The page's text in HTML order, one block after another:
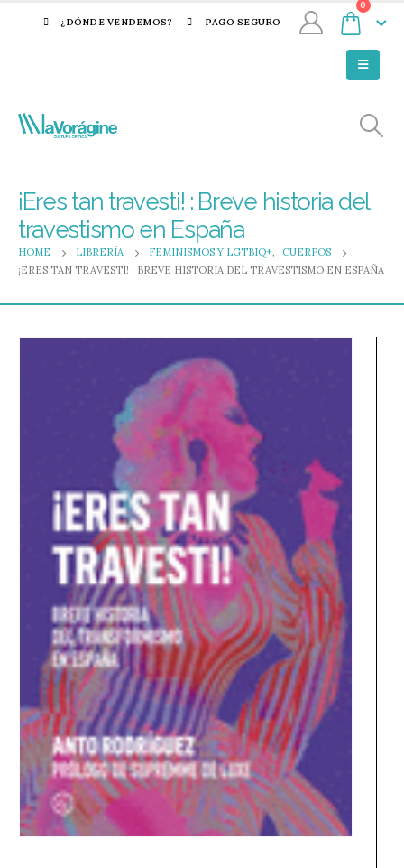
¿DÓNDE VENDEMOS? PAGO SEGURO
0
¡Eres tan travesti! : Breve historia del
travestismo en España
HOME LIBRERÍA FEMINISMOS Y LGTBIQ+,
CUERPOS
¡ERES TAN TRAVESTI! : BREVE HISTORIA DEL TRAVESTISMO EN ESPAÑA